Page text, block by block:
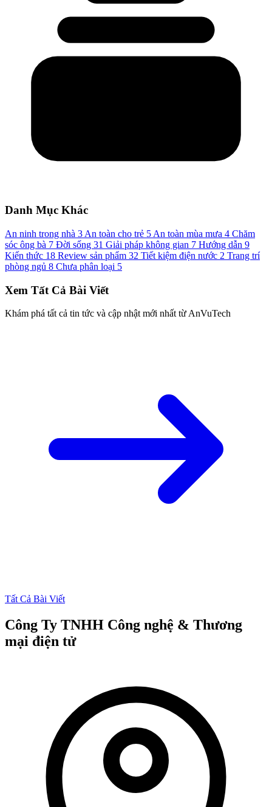
Danh Mục Khác
An ninh trong nhà 3 An toàn cho trẻ 5 An toàn mùa mưa 4 Chăm
sóc ông bà 7 Đời sống 31 Giải pháp không gian 7 Hướng dẫn 9
Kiến thức 18 Review sản phẩm 32 Tiết kiệm điện nước 2 Trang trí
phòng ngủ 8 Chưa phân loại 5
Xem Tất Cả Bài Viết
Khám phá tất cả tin tức và cập nhật mới nhất từ AnVuTech
Tất Cả Bài Viết
Công Ty TNHH Công nghệ & Thương
mại điện tử